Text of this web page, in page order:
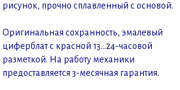
рисунок, прочно сплавленный с основой.
Оригинальная сохранность, эмалевый
циферблат с красной 13...24-часовой
разметкой. На работу механики
предоставляется 3-месячная гарантия.